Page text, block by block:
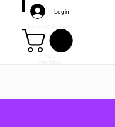
Login